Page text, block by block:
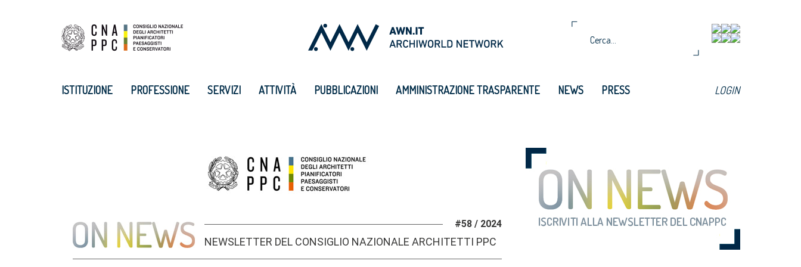
ISTITUZIONE PROFESSIONE SERVIZI ATTIVITÀ PUBBLICAZIONI AMMINISTRAZIONE TRASPARENTE NEWS PRESS LOGIN